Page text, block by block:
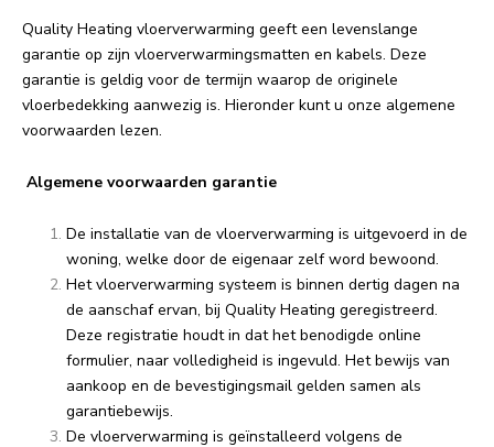
Quality Heating vloerverwarming geeft een levenslange
garantie op zijn vloerverwarmingsmatten en kabels. Deze
garantie is geldig voor de termijn waarop de originele
vloerbedekking aanwezig is. Hieronder kunt u onze algemene
voorwaarden lezen.
Algemene voorwaarden garantie
De installatie van de vloerverwarming is uitgevoerd in de
woning, welke door de eigenaar zelf word bewoond.
Het vloerverwarming systeem is binnen dertig dagen na
de aanschaf ervan, bij Quality Heating geregistreerd.
Deze registratie houdt in dat het benodigde online
formulier, naar volledigheid is ingevuld. Het bewijs van
aankoop en de bevestigingsmail gelden samen als
garantiebewijs.
De vloerverwarming is geïnstalleerd volgens de